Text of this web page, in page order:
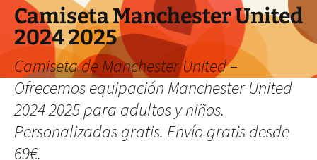
Camiseta Manchester United
2024 2025
Camiseta de Manchester United –
Ofrecemos equipación Manchester United
2024 2025 para adultos y niños.
Personalizadas gratis. Envío gratis desde
69€.